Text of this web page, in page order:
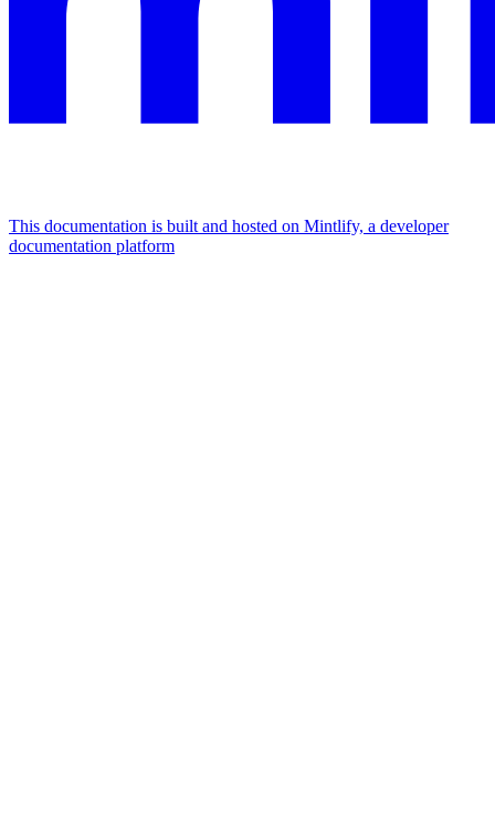
This documentation is built and hosted on Mintlify, a developer
documentation platform